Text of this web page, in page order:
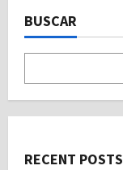
BUSCAR
RECENT POSTS